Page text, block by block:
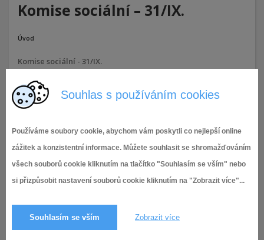
Souhlas s používáním cookies
Používáme soubory cookie, abychom vám poskytli co nejlepší online
zážitek a konzistentní informace. Můžete souhlasit se shromažďováním
všech souborů cookie kliknutím na tlačítko "Souhlasím se vším" nebo
si přizpůsobit nastavení souborů cookie kliknutím na "Zobrazit více"...
Souhlasím se vším Zobrazit více
Komise sociální – 31/IX.
Úvod
Komise sociální - 31/IX.
8× zobrazeno
17.6.2026